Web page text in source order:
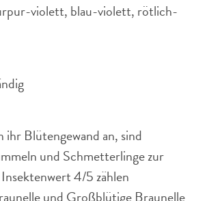
violett, blau-violett, rötlich-
ihr Blütengewand an, sind
und Schmetterlinge zur
4/5 zählen
und Großblütige Braunelle